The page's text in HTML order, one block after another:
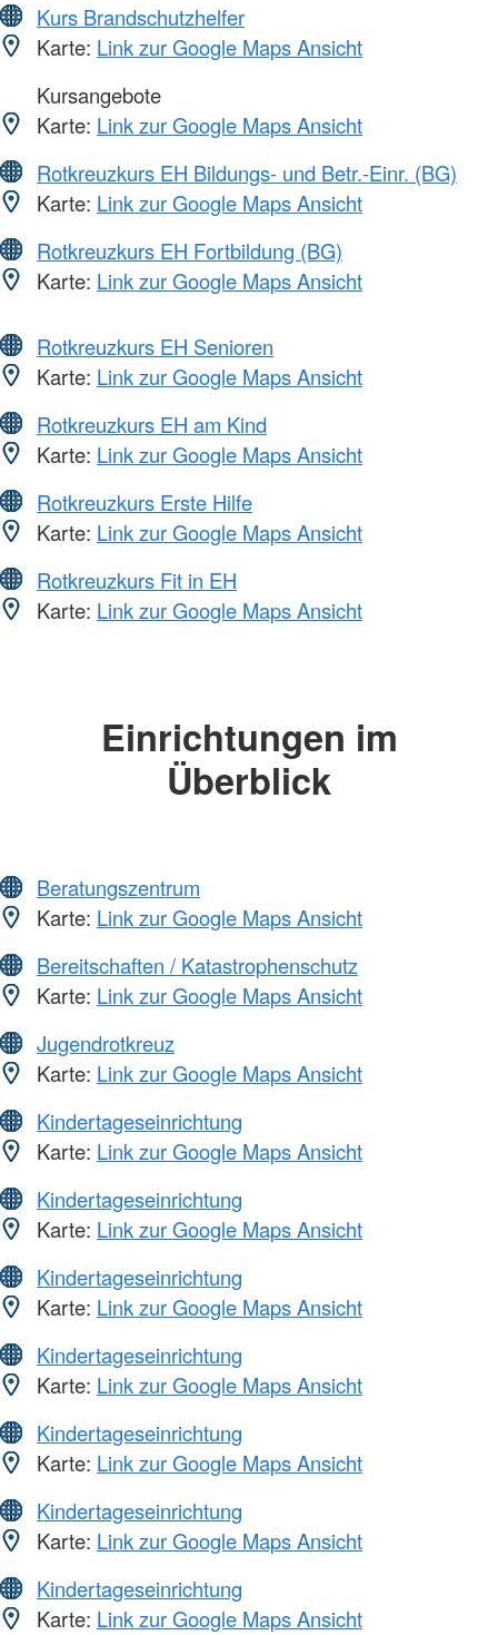
Kurs Brandschutzhelfer
Karte: Link zur Google Maps Ansicht
Kursangebote
Karte: Link zur Google Maps Ansicht
Rotkreuzkurs EH Bildungs- und Betr.-Einr. (BG)
Karte: Link zur Google Maps Ansicht
Rotkreuzkurs EH Fortbildung (BG)
Karte: Link zur Google Maps Ansicht
Rotkreuzkurs EH Senioren
Karte: Link zur Google Maps Ansicht
Rotkreuzkurs EH am Kind
Karte: Link zur Google Maps Ansicht
Rotkreuzkurs Erste Hilfe
Karte: Link zur Google Maps Ansicht
Rotkreuzkurs Fit in EH
Karte: Link zur Google Maps Ansicht
Einrichtungen im
Überblick
Beratungszentrum
Karte: Link zur Google Maps Ansicht
Bereitschaften / Katastrophenschutz
Karte: Link zur Google Maps Ansicht
Jugendrotkreuz
Karte: Link zur Google Maps Ansicht
Kindertageseinrichtung
Karte: Link zur Google Maps Ansicht
Kindertageseinrichtung
Karte: Link zur Google Maps Ansicht
Kindertageseinrichtung
Karte: Link zur Google Maps Ansicht
Kindertageseinrichtung
Karte: Link zur Google Maps Ansicht
Kindertageseinrichtung
Karte: Link zur Google Maps Ansicht
Kindertageseinrichtung
Karte: Link zur Google Maps Ansicht
Kindertageseinrichtung
Karte: Link zur Google Maps Ansicht